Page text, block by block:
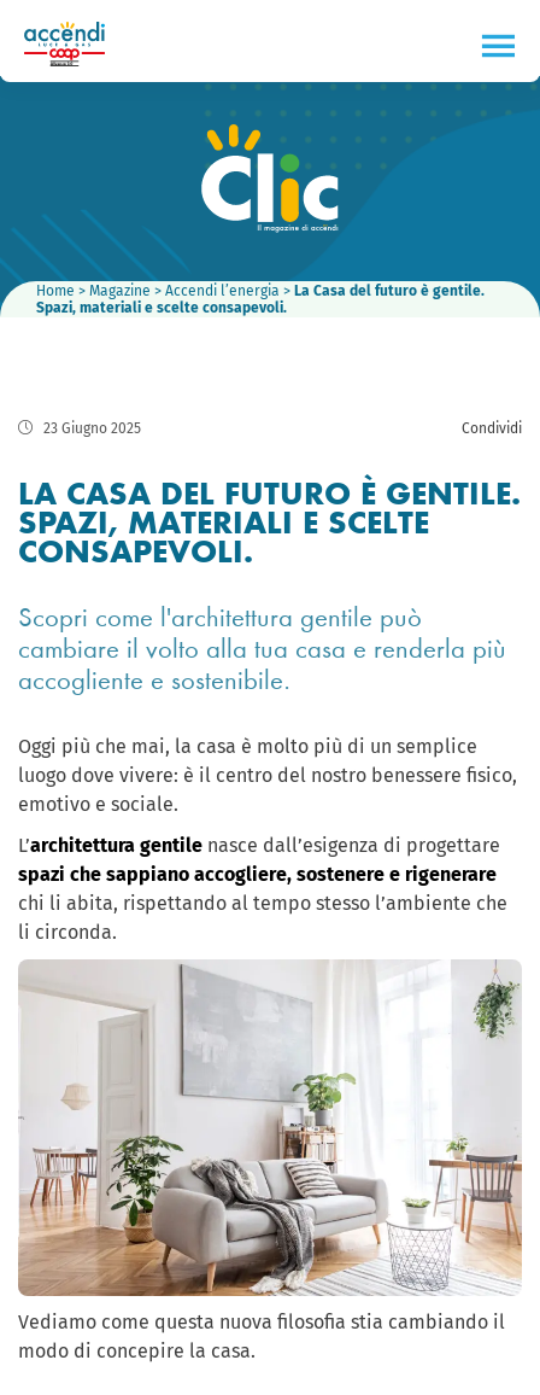
Home > Magazine > Accendi l’energia > La Casa del futuro è gentile.
Spazi, materiali e scelte consapevoli.
23 Giugno 2025 Condividi
LA CASA DEL FUTURO È GENTILE.
SPAZI, MATERIALI E SCELTE
CONSAPEVOLI.
Scopri come l'architettura gentile può
cambiare il volto alla tua casa e renderla più
accogliente e sostenibile.
Oggi più che mai, la casa è molto più di un semplice
luogo dove vivere: è il centro del nostro benessere fisico,
emotivo e sociale.
L’architettura gentile nasce dall’esigenza di progettare
spazi che sappiano accogliere, sostenere e rigenerare
chi li abita, rispettando al tempo stesso l’ambiente che
li circonda.
Vediamo come questa nuova filosofia stia cambiando il
modo di concepire la casa.